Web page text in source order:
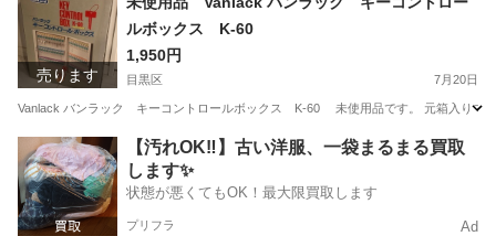
売ります
ルボックス K-60
1,950円
目黒区 7月20日
Vanlack バンラック キーコントロールボックス K-60 未使用品です。 元箱入りで
東京 目黒区 オフィス用家具 ラック
【汚れOK‼️】古い洋服、一袋まるまる買取
します✨
状態が悪くてもOK！最大限買取します
プリフラ Ad